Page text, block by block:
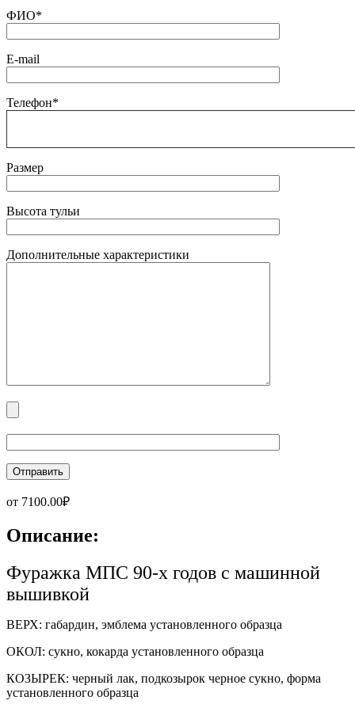
ФИО*
E-mail
Телефон*
Размер
Высота тульи
Дополнительные характеристики
от 7100.00₽
Описание:
Фуражка МПС 90-х годов с машинной
вышивкой
ВЕРХ: габардин, эмблема установленного образца
ОКОЛ: сукно, кокарда установленного образца
КОЗЫРЕК: черный лак, подкозырок черное сукно, форма
установленного образца